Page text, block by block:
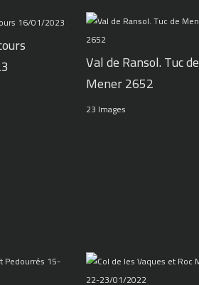
Val de Ransol. Tuc de
Mener 2652
23 Images